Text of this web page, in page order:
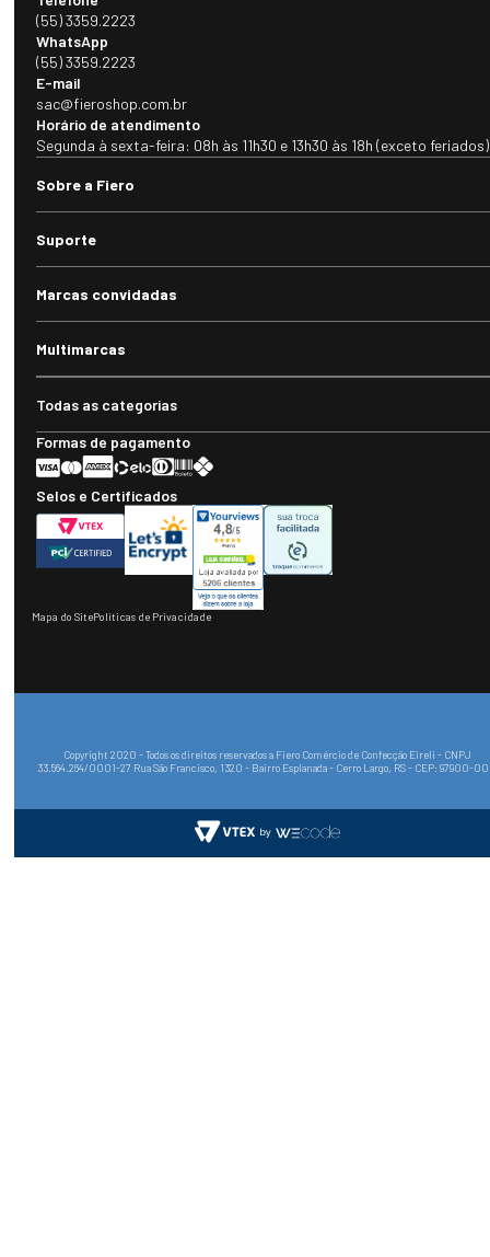
(55) 3359.2223
WhatsApp
(55) 3359.2223
E-mail
sac@fieroshop.com.br
Horário de atendimento
Segunda à sexta-feira: 08h às 11h30 e 13h30 às 18h (exceto feriados)
Sobre a Fiero
Suporte
Marcas convidadas
Multimarcas
Todas as categorias
Formas de pagamento
Selos e Certificados
Mapa do SitePolíticas de Privacidade
Copyright 2020 - Todos os direitos reservados a Fiero Comércio de Confecção Eireli - CNPJ
33.564.264/0001-27 Rua São Francisco, 1320 - Bairro Esplanada - Cerro Largo, RS - CEP: 97900-